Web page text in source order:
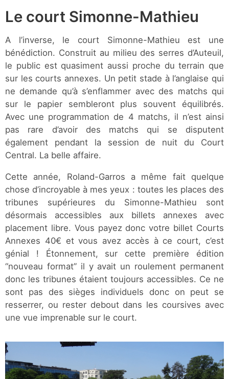
Le court Simonne-Mathieu
A l’inverse, le court Simonne-Mathieu est une
bénédiction. Construit au milieu des serres d’Auteuil,
le public est quasiment aussi proche du terrain que
sur les courts annexes. Un petit stade à l’anglaise qui
ne demande qu’à s’enflammer avec des matchs qui
sur le papier sembleront plus souvent équilibrés.
Avec une programmation de 4 matchs, il n’est ainsi
pas rare d’avoir des matchs qui se disputent
également pendant la session de nuit du Court
Central. La belle affaire.
Cette année, Roland-Garros a même fait quelque
chose d’incroyable à mes yeux : toutes les places des
tribunes supérieures du Simonne-Mathieu sont
désormais accessibles aux billets annexes avec
placement libre. Vous payez donc votre billet Courts
Annexes 40€ et vous avez accès à ce court, c’est
génial ! Étonnement, sur cette première édition
“nouveau format” il y avait un roulement permanent
donc les tribunes étaient toujours accessibles. Ce ne
sont pas des sièges individuels donc on peut se
resserrer, ou rester debout dans les coursives avec
une vue imprenable sur le court.